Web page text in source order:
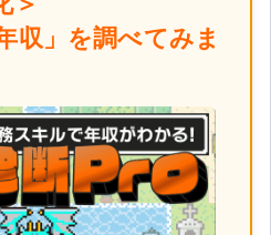
収」を調べてみま